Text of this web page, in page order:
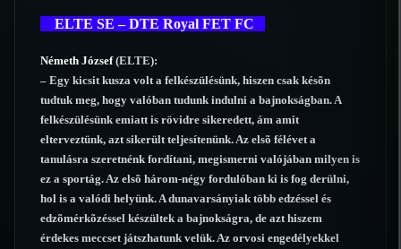
ELTE SE – DTE Royal FET FC
Németh József(ELTE):
– Egy kicsit kusza volt a felkészülésünk, hiszen csak késõn
tudtuk meg, hogy valóban tudunk indulni a bajnokságban. A
felkészülésünk emiatt is rövidre sikeredett, ám amit
elterveztünk, azt sikerült teljesítenünk. Az elsõ félévet a
tanulásra szeretnénk fordítani, megismerni valójában milyen is
ez a sportág. Az elsõ három-négy fordulóban ki is fog derülni,
hol is a valódi helyünk. A dunavarsányiak több edzéssel és
edzõmérkõzéssel készültek a bajnokságra, de azt hiszem
érdekes meccset játszhatunk velük. Az orvosi engedélyekkel